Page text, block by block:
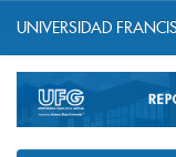
navigation
UNIVERSIDAD